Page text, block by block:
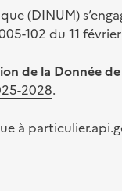
(DINUM)
102 du 11
de la Donnée
2028.
à